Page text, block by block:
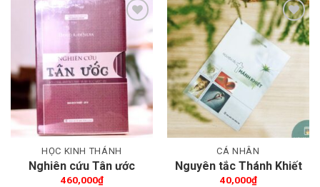
Thêm wishlist
HỌC KINH THÁNH
Nghiên cứu Tân ước
460,000₫
Thêm wishlist
CÁ NHÂN
Nguyên tắc Thánh Khiết
40,000₫